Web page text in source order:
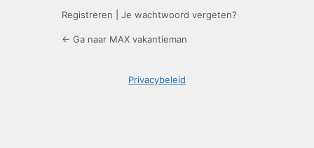
Registreren Je wachtwoord vergeten?
← Ga naar MAX vakantieman
Privacybeleid